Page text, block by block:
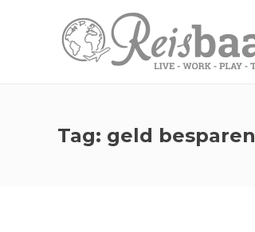
Tag: geld besparen